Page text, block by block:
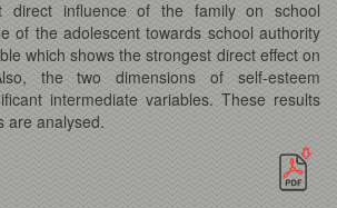
direct influence of the family on school
of the adolescent towards school authority
which shows the strongest direct effect on
the two dimensions of self-esteem
intermediate variables. These results
are analysed.